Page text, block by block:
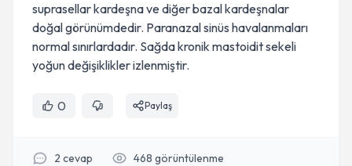
suprasellar kardeşna ve diğer bazal kardeşnalar
doğal görünümdedir. Paranazal sinüs havalanmaları
normal sınırlardadır. Sağda kronik mastoidit sekeli
yoğun değişiklikler izlenmiştir.
0 Paylaş
2 cevap 468 görüntülenme